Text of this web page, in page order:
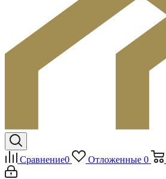
Сравнение0 Отложенные 0